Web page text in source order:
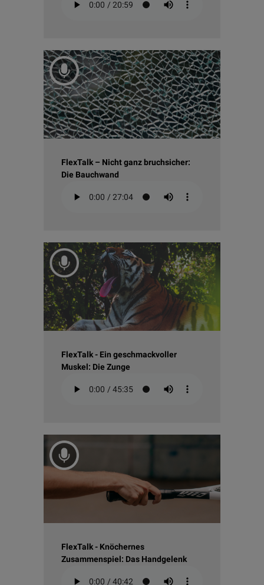
FlexTalk – Nicht ganz bruchsicher:
Die Bauchwand
FlexTalk - Ein geschmackvoller
Muskel: Die Zunge
FlexTalk - Knöchernes
Zusammenspiel: Das Handgelenk